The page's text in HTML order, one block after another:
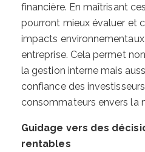
financière. En maîtrisant
pourront mieux évaluer et
impacts
entreprise. Cela permet
la gestion interne mais
confiance des
consommateurs envers la
Guidage vers des
rentables